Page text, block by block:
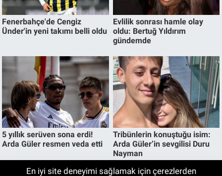
En iyi site deneyimi sağlamak için çerezlerden